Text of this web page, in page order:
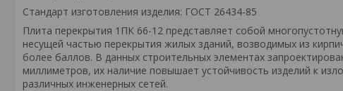
Стандарт изготовления изделия: ГОСТ 26434-85
Плита перекрытия 1ПК 66-12 представляет собой
несущей частью перекрытия жилых зданий, возводимых из
более баллов. В данных строительных элементах
миллиметров, их наличие повышает устойчивость изделий к
различных инженерных сетей.